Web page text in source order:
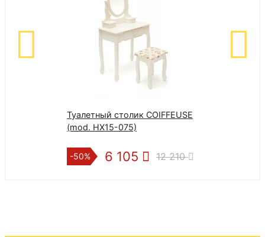
Туалетный столик COIFFEUSE
(mod. HX15-075)
-50% 6 105 12 210